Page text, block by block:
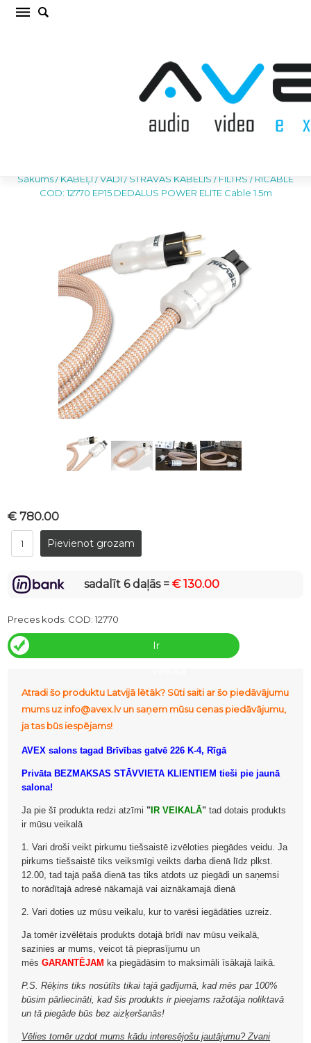
RICABLE COD: 12770 EP15 DEDALUS POWER
Sākums/ KABEĻI / VADI / STRĀVAS KABELIS / FILTRS / RICABLE
COD: 12770 EP15 DEDALUS POWER ELITE Cable 1.5m
€ 780.00
sadalīt 6 daļās =€ 130.00
Preces kods: COD: 12770
Ir
Atradi šo produktu Latvijā lētāk? Sūti saiti ar šo piedāvājumu
mums uz info@avex.lv un saņem mūsu cenas piedāvājumu,
ja tas būs iespējams!
AVEX salons tagad Brīvības gatvē 226 K-4, Rīgā
Privāta BEZMAKSAS STĀVVIETA KLIENTIEM tieši pie jaunā
salona!
Ja pie šī produkta redzi atzīmi " IR VEIKALĀ" tad dotais produkts
ir mūsu veikalā
1. Vari droši veikt pirkumu tiešsaistē izvēloties piegādes veidu. Ja
pirkums tiešsaistē tiks veiksmīgi veikts darba dienā līdz plkst.
12.00, tad tajā pašā dienā tas tiks atdots uz piegādi un saņemsi
to norādītajā adresē nākamajā vai aiznākamajā dienā
2. Vari doties uz mūsu veikalu, kur to varēsi iegādāties uzreiz.
Ja tomēr izvēlētais produkts dotajā brīdī nav mūsu veikalā,
sazinies ar mums, veicot tā pieprasījumu un
mēsGARANTĒJAM ka piegādāsim to maksimāli īsākajā laikā.
P.S. Rēķins tiks nosūtīts tikai tajā gadījumā, kad mēs par 100%
būsim pārliecināti, kad šis produkts ir pieejams ražotāja noliktavā
un tā piegāde būs bez aizķeršanās!
Vēlies tomēr uzdot mums kādu interesējošu jautājumu? Zvani